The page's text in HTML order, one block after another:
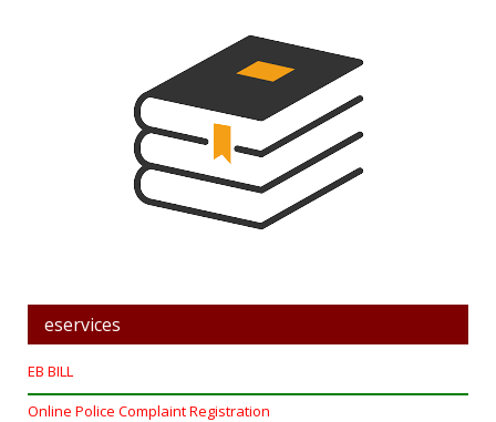
eservices
EB BILL
Online Police Complaint Registration